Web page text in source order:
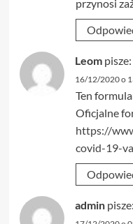
przynosi
Leom pisze:
16/12/2020 o
Ten
Oficjalne
https://
covid-19-
admin pisze: